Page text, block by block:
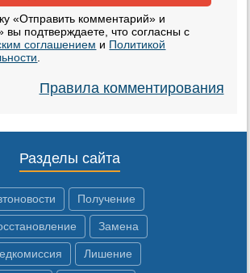
«Отправить комментарий» и
вы подтверждаете, что согласны с
соглашением и Политикой
Правила комментирования
Разделы сайта
Получение
Замена
Лишение